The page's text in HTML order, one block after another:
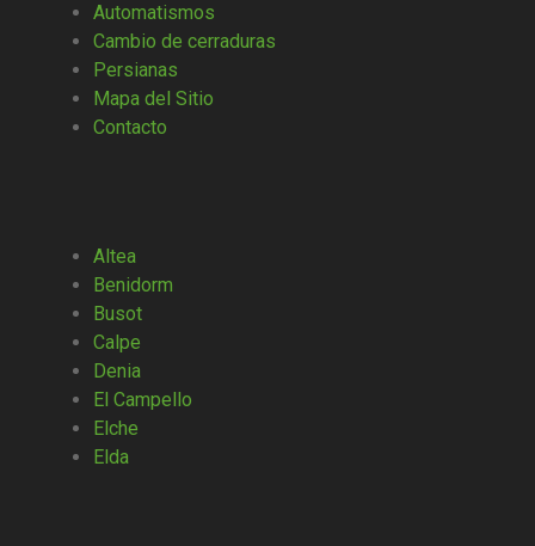
Automatismos
Cambio de cerraduras
Persianas
Mapa del Sitio
Contacto
Altea
Benidorm
Busot
Calpe
Denia
El Campello
Elche
Elda